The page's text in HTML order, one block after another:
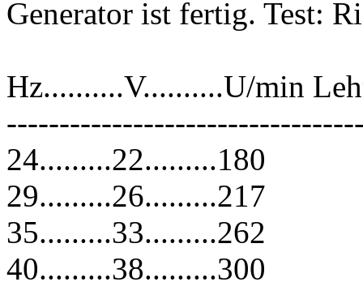
Generator ist fertig. Test:
Hz..........V..........U/min
24.........22.........180
29.........26.........217
35.........33.........262
40.........38.........300